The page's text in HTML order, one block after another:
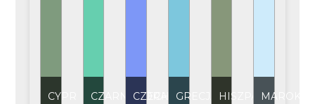
CYPR CZARNOGÓRA
CZECHY GRECJA HISZPANIAMAROKO